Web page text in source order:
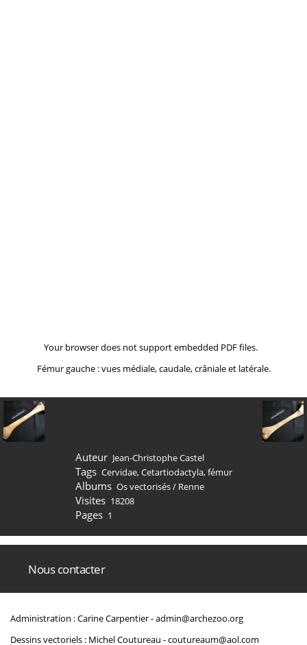
Your browser does not support embedded PDF files.
Fémur gauche : vues médiale, caudale, crâniale et latérale.
Auteur Jean-Christophe Castel
Tags Cervidae,Cetartiodactyla,fémur
Albums Os vectorisés/ Renne
Visites 18208
Pages 1
Nous contacter
Administration : Carine Carpentier -admin@archezoo.org
Dessins vectoriels : Michel Coutureau -coutureaum@aol.com